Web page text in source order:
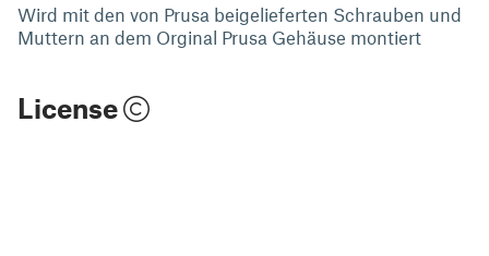
Wird mit den von Prusa beigelieferten Schrauben und
Muttern an dem Orginal Prusa Gehäuse montiert
License